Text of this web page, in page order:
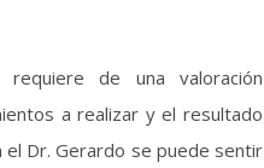
requiere de una valoración
a realizar y el resultado
Dr. Gerardo se puede sentir